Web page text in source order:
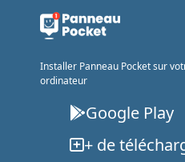
Installer Panneau Pocket sur
ordinateur
Google Play
+ de